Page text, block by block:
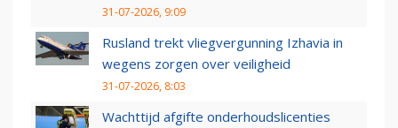
31-07-2026, 9:09
Rusland trekt vliegvergunning Izhavia in
wegens zorgen over veiligheid
31-07-2026, 8:03
Wachttijd afgifte onderhoudslicenties